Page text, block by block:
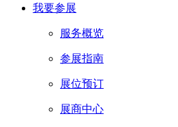
我要参展
服务概览
参展指南
展位预订
展商中心